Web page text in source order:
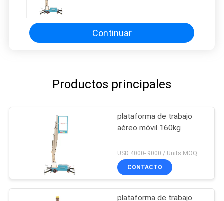
aérea
Continuar
Productos principales
plataforma de trabajo
aéreo móvil 160kg
USD 4000- 9000 / Units MOQ:1 set
CONTACTO
plataforma de trabajo